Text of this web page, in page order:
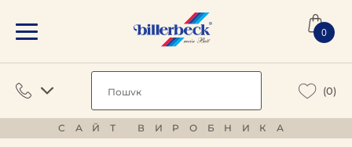
0
(0)
САЙТ ВИРОБНИКА